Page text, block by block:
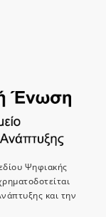
Ψηφιακής
και την